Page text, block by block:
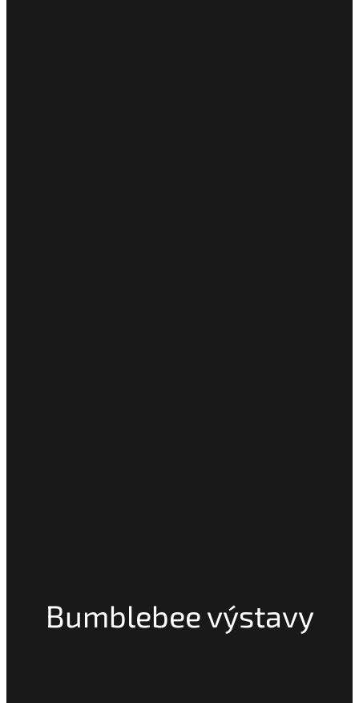
Bumblebee výstavy